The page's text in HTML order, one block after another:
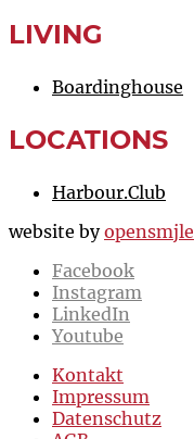
LIVING
Boardinghouse
LOCATIONS
Harbour.Club
website byopensmjle
Facebook
Instagram
LinkedIn
Youtube
Kontakt
Impressum
Datenschutz